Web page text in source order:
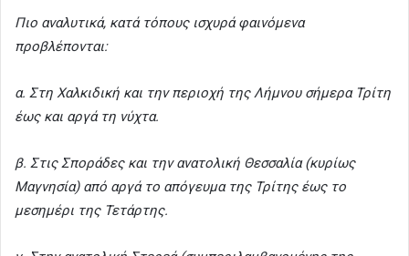
Πιο αναλυτικά, κατά τόπους ισχυρά φαινόμενα
προβλέπονται:
α. Στη Χαλκιδική και την περιοχή της Λήμνου σήμερα Τρίτη
έως και αργά τη νύχτα.
β. Στις Σποράδες και την ανατολική Θεσσαλία (κυρίως
Μαγνησία) από αργά το απόγευμα της Τρίτης έως το
μεσημέρι της Τετάρτης.